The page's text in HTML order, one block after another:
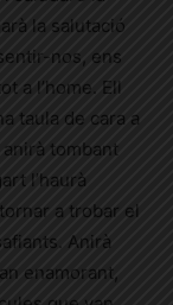
la salutació
nos, ens
a l’home. Ell
taula de cara a
tombant
l’haurà
a trobar el
Anirà
enamorant,